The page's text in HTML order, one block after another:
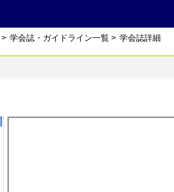
> 学会誌・ガイドライン一覧 > 学会誌詳細